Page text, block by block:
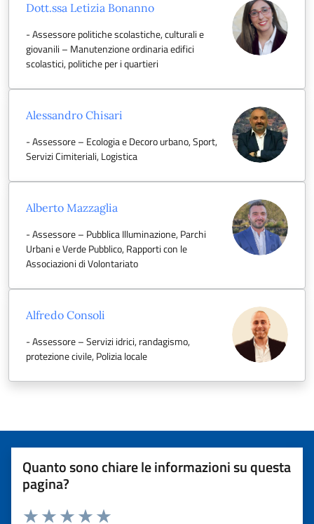
Dott.ssa Letizia Bonanno
- Assessore politiche scolastiche, culturali e
giovanili – Manutenzione ordinaria edifici
scolastici, politiche per i quartieri
Alessandro Chisari
- Assessore – Ecologia e Decoro urbano, Sport,
Servizi Cimiteriali, Logistica
Alberto Mazzaglia
- Assessore – Pubblica Illuminazione, Parchi
Urbani e Verde Pubblico, Rapporti con le
Associazioni di Volontariato
Alfredo Consoli
- Assessore – Servizi idrici, randagismo,
protezione civile, Polizia locale
Quanto sono chiare le informazioni su questa
pagina?